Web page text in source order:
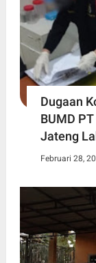
Dugaan
BUMD
Jateng
Februari 28,